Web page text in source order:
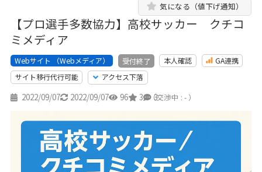
【プロ選手多数協力】高校サッカー クチコ
ミメディア
気になる（値下げ通知）
Webサイト （Webメディア） 受付終了 本人確認
GA連携
サイト移行代行可能
アクセス下落
2022/09/07 2022/09/07 96 3 3
（交渉中 : - ）